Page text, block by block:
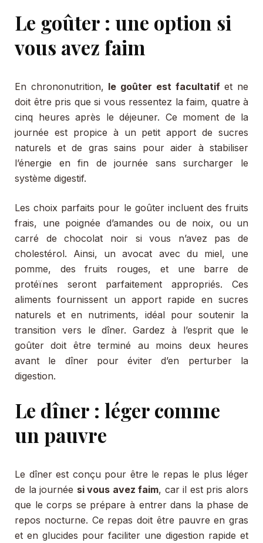
Le goûter : une option si
vous avez faim
En chrononutrition, le goûter est facultatif et ne
doit être pris que si vous ressentez la faim, quatre à
cinq heures après le déjeuner. Ce moment de la
journée est propice à un petit apport de sucres
naturels et de gras sains pour aider à stabiliser
l’énergie en fin de journée sans surcharger le
système digestif.
Les choix parfaits pour le goûter incluent des fruits
frais, une poignée d’amandes ou de noix, ou un
carré de chocolat noir si vous n’avez pas de
cholestérol. Ainsi, un avocat avec du miel, une
pomme, des fruits rouges, et une barre de
protéïnes seront parfaitement appropriés. Ces
aliments fournissent un apport rapide en sucres
naturels et en nutriments, idéal pour soutenir la
transition vers le dîner. Gardez à l’esprit que le
goûter doit être terminé au moins deux heures
avant le dîner pour éviter d’en perturber la
digestion.
Le dîner : léger comme
un pauvre
Le dîner est conçu pour être le repas le plus léger
de la journée si vous avez faim, car il est pris alors
que le corps se prépare à entrer dans la phase de
repos nocturne. Ce repas doit être pauvre en gras
et en glucides pour faciliter une digestion rapide et